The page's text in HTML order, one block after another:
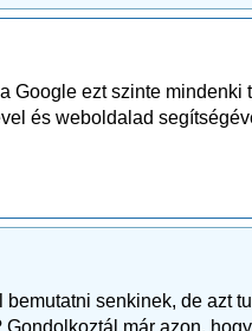
Google ezt szinte mindenki
és weboldalad
senkinek, de azt
már azon, hogy